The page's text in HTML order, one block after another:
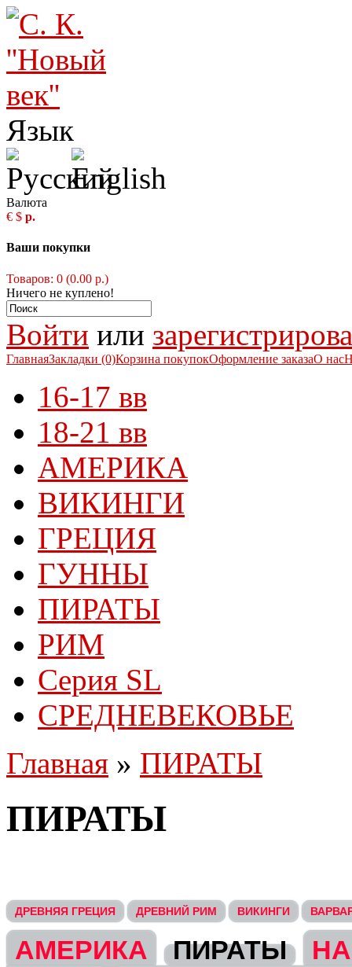
Язык
Валюта
€ $ р.
Ваши покупки
Товаров: 0 (0.00 р.)
Ничего не куплено!
Войти или
ГлавнаяЗакладки (0)Корзина покупокОформление заказаО нас
16-17 вв
18-21 вв
АМЕРИКА
ВИКИНГИ
ГРЕЦИЯ
ГУННЫ
ПИРАТЫ
РИМ
Серия SL
СРЕДНЕВЕКОВЬЕ
Главная » ПИРАТЫ
ПИРАТЫ
ДРЕВНЯЯ ГРЕЦИЯ ДРЕВНИЙ РИМ ВИКИНГИ
АМЕРИКА ПИРАТЫ